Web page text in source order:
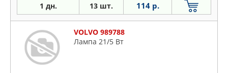
1 дн. 13 шт. 114 р.
VOLVO 989788
Лампа 21/5 Вт